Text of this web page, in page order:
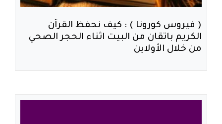
( فيروس كورونا ) : كيف نحفظ القرآن
الكريم باتقان من البيت اثناء الحجر الصحي
من خلال الأولاين